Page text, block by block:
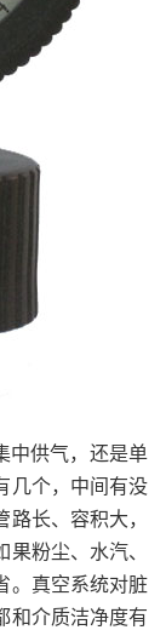
中供气，还是单
几个，中间有没
长、容积大，
粉尘、水汽、
。真空系统对脏
和介质洁净度有